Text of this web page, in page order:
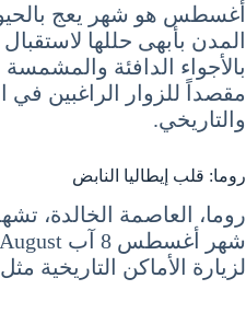
أغسطس هو شهر يعج
المدن بأبهى حللها
بالأجواء الدافئة
مقصداً للزوار الراغبين
والتاريخي.
روما: قلب إيطاليا النابض
روما، العاصمة الخالدة،
لزيارة الأماكن التاريخية